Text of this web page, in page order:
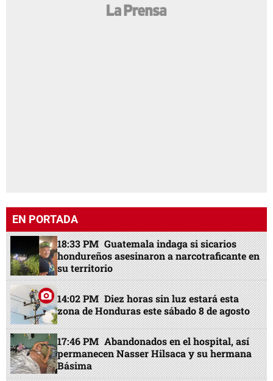
EN PORTADA
18:33 PM Guatemala indaga si sicarios
hondureños asesinaron a narcotraficante en
su territorio
14:02 PM Diez horas sin luz estará esta
zona de Honduras este sábado 8 de agosto
17:46 PM Abandonados en el hospital, así
permanecen Nasser Hilsaca y su hermana
Básima